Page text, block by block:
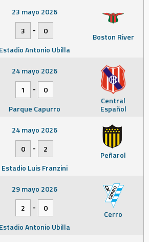
Boston River
23 mayo 2026
3
-
0
Estadio Antonio Ubilla
Central
Español
24 mayo 2026
1
-
0
Parque Capurro
Peñarol
24 mayo 2026
0
-
2
Estadio Luis Franzini
Cerro
29 mayo 2026
2
-
0
Estadio Antonio Ubilla